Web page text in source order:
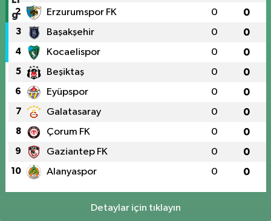
2 Erzurumspor FK 0 0
3 Başakşehir 0 0
4 Kocaelispor 0 0
5 Beşiktaş 0 0
6 Eyüpspor 0 0
7 Galatasaray 0 0
8 Çorum FK 0 0
9 Gaziantep FK 0 0
10 Alanyaspor 0 0
Detaylar için tıklayın